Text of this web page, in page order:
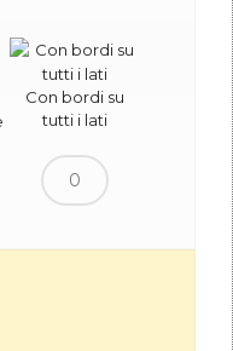
Con bordi su
tutti i lati